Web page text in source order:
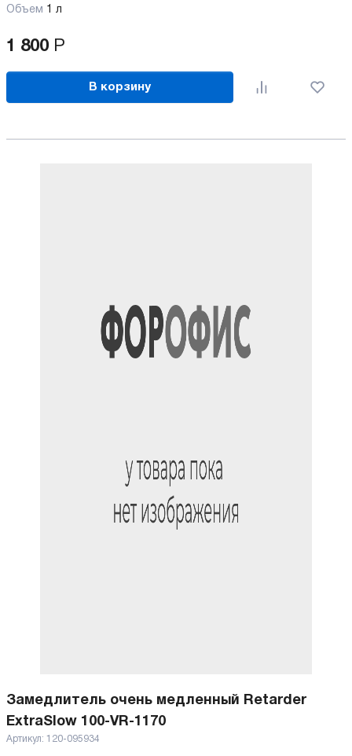
Объем 1 л
1 800 Р
В корзину
Замедлитель очень медленный Retarder
ExtraSlow 100-VR-1170
Артикул: 120-095934